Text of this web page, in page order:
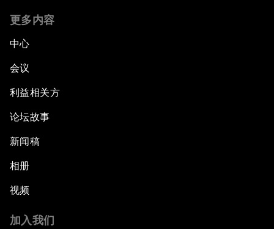
更多内容
中心
会议
利益相关方
论坛故事
新闻稿
相册
视频
加入我们